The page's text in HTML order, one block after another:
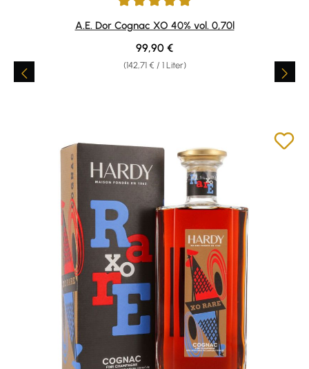
Durchschnittliche Bewertung von 4.88 von 5 Sternen
A.E. Dor Cognac XO 40% vol. 0,70l
(142,71 € / 1 Liter)
Regulärer Preis:
99,90 €